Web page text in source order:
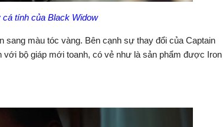
tính của Black Widow
sang màu tóc vàng. Bên cạnh sự thay đổi của Captain
bộ giáp mới toanh, có vẻ như là sản phẩm được Iron